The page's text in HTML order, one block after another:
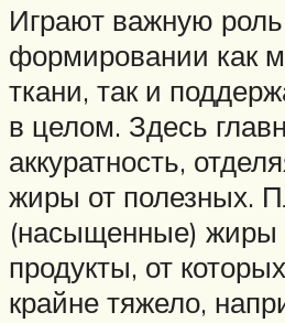
Играют важную
формировании как
ткани, так и
в целом. Здесь
аккуратность,
жиры от полезных.
(насыщенные) жиры
продукты, от
крайне тяжело,